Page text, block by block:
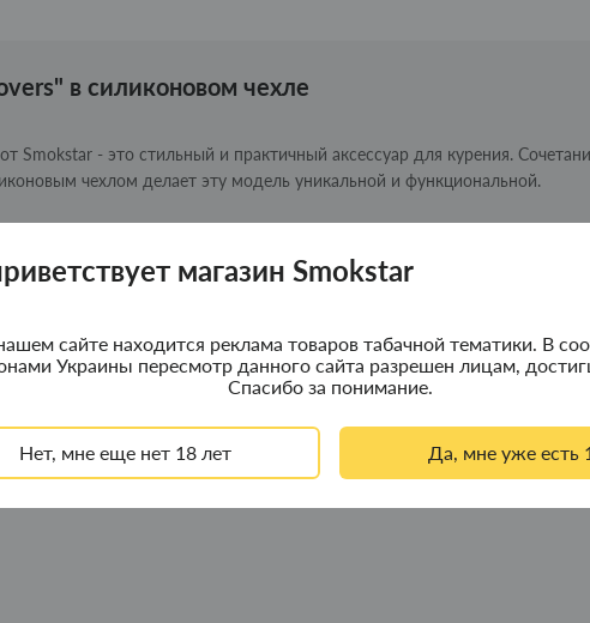
магазин Smokstar
сайте находится реклама товаров табачной тематики. В
Украины пересмотр данного сайта разрешен лицам,
Спасибо за понимание.
Нет, мне еще нет 18 лет Да, мне уже есть
в силиконовом чехле
Smokstar - это стильный и практичный аксессуар для курения.
чехлом делает эту модель уникальной и функциональной.
от Smokstar ваше курительное время будет комфортным и стильным.